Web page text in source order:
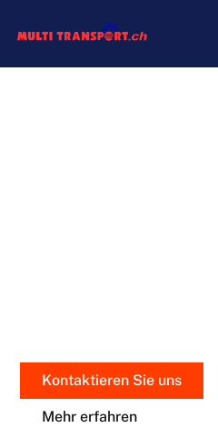
Kontaktieren Sie uns
Mehr erfahren